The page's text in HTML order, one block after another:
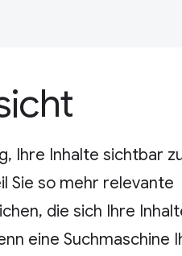
Ihre Inhalte sichtbar
Sie so mehr relevante
die sich Ihre
eine Suchmaschine